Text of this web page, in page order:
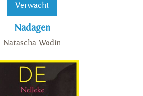
Verwacht
Nadagen
Natascha Wodin